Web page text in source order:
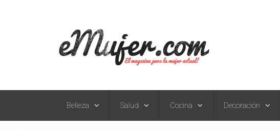
Belleza Salud Cocina Decoración